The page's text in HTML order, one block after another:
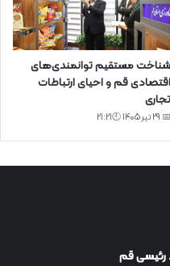
شناخت مستقیم توانمندی‌های
اقتصادی قم و احیای ارتباطات
تجاری
📅 29 تیر 1405 🕙21:21
رئیسی قم